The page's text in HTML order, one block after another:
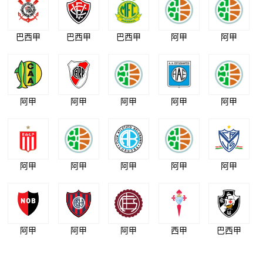
巴西甲 巴西甲 巴西甲 阿甲 阿甲
阿甲 阿甲 阿甲 阿甲 阿甲
阿甲 阿甲 阿甲 阿甲 阿甲
阿甲 阿甲 阿甲 西甲 巴西甲